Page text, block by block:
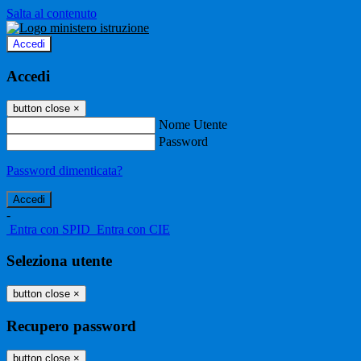
Salta al contenuto
Accedi
Accedi
button close ×
Nome Utente
Password
Password dimenticata?
-
Entra con SPID Entra con CIE
Seleziona utente
button close ×
Recupero password
button close ×